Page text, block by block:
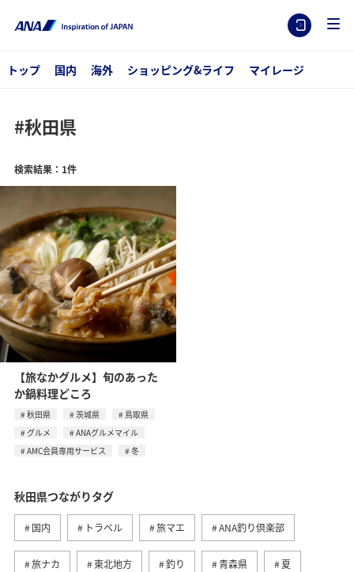
トップ 国内 海外 ショッピング&ライフ マイレージ
#秋田県
検索結果：1件
【旅なかグルメ】旬のあった
か鍋料理どころ
秋田県 茨城県
鳥取県
グルメ
ANAグルメマイル
AMC会員専用サービス
冬
秋田県つながりタグ
国内 トラベル 旅マエ ANA釣り倶楽部
旅ナカ 東北地方 釣り 青森県 夏